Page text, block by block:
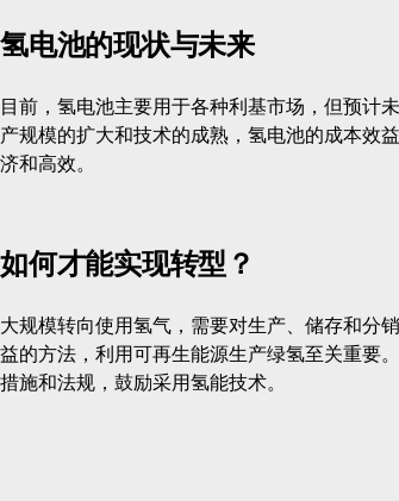
氢电池的现状与未来
目前，氢电池主要用于各种利基市场，但预计
产规模的扩大和技术的成熟，氢电池的成本效
济和高效。
如何才能实现转型？
大规模转向使用氢气，需要对生产、储存和分
益的方法，利用可再生能源生产绿氢至关重要
措施和法规，鼓励采用氢能技术。